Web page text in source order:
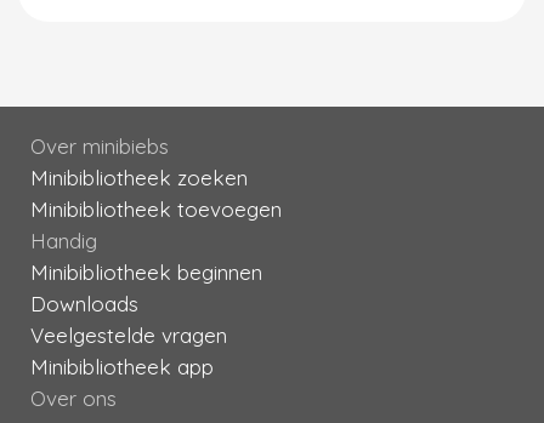
Over minibiebs
Minibibliotheek zoeken
Minibibliotheek toevoegen
Handig
Minibibliotheek beginnen
Downloads
Veelgestelde vragen
Minibibliotheek app
Over ons